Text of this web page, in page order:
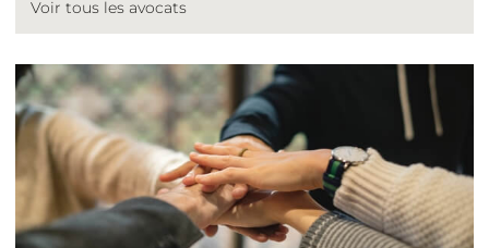
Voir tous les avocats